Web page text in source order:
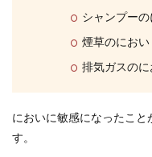
シャンプー
煙草のにおい
排気ガスのに
においに敏感になったこと
す。